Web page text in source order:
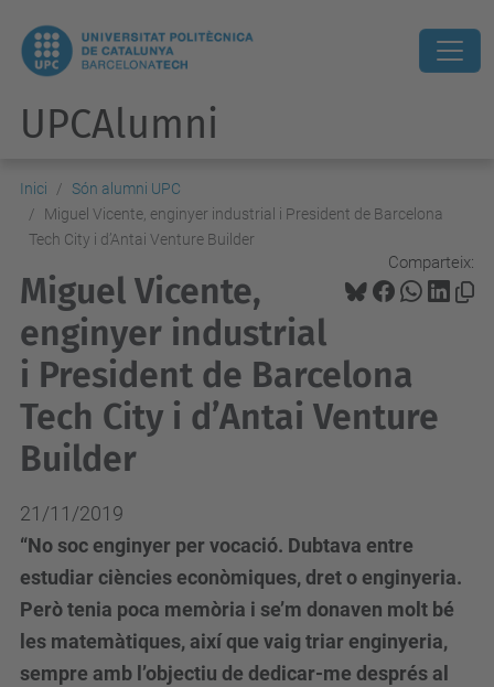
UPCAlumni
Inici
Són alumni UPC
Miguel Vicente, enginyer industrial i President de Barcelona
Tech City i d’Antai Venture Builder
Comparteix:
Miguel Vicente,
enginyer industrial
i President de Barcelona
Tech City i d’Antai Venture
Builder
21/11/2019
“No soc enginyer per vocació. Dubtava entre
estudiar ciències econòmiques, dret o enginyeria.
Però tenia poca memòria i se’m donaven molt bé
les matemàtiques, així que vaig triar enginyeria,
sempre amb l’objectiu de dedicar-me després al